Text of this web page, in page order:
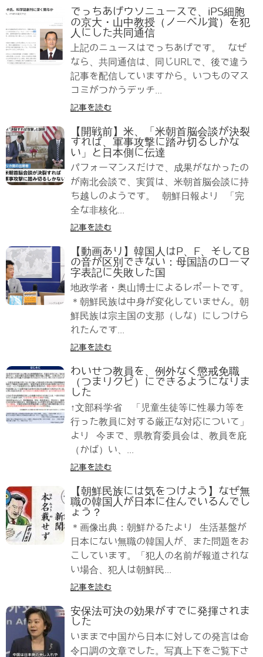
でっちあげウソニュースで、iPS細胞
の京大・山中教授（ノーベル賞）を犯
人にした共同通信
上記のニュースはでっちあげです。 なぜ
なら、共同通信は、同じURLで、後で違う
記事を配信していますから。いつものマス
コミがつかうデッチ...
記事を読む
【開戦前】米、「米朝首脳会談が決裂
すれば、軍事攻撃に踏み切るしかな
い」と日本側に伝達
パフォーマンスだけで、成果がなかったの
が南北会談で、実質は、米朝首脳会談に持
ち越しのようです。 朝鮮日報より 「完
全な非核化...
記事を読む
【動画あり】韓国人はP、F、そしてB
の音が区別できない：母国語のローマ
字表記に失敗した国
地政学者・奥山博士によるレポートです。
＊朝鮮民族は中身が変化していません。朝
鮮民族は宗主国の支那（しな）にしつけら
れたんです...
記事を読む
わいせつ教員を、例外なく懲戒免職
（つまりクビ）にできるようになりま
した
↑文部科学省 「児童生徒等に性暴力等を
行った教員に対する厳正な対応について」
より 今まで、県教育委員会は、教員を庇
（かば）い、...
記事を読む
【朝鮮民族には気をつけよう】なぜ無
職の韓国人が日本に住んでいるんでし
ょう？
＊画像出典：朝鮮かるたより 生活基盤が
日本にない無職の韓国人が、また問題をお
こしています。「犯人の名前が報道されな
い場合、犯人は朝鮮民...
記事を読む
安保法可決の効果がすでに発揮されま
した
いままで中国から日本に対しての発言は命
令口調の文章でした。写真上下をご覧下さ